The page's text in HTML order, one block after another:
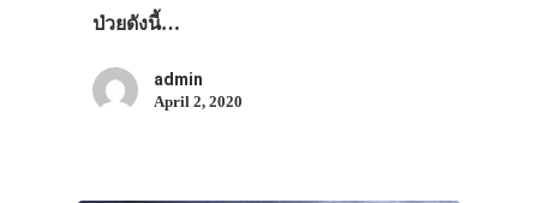
ป่วยดังนี้…
admin
April 2, 2020